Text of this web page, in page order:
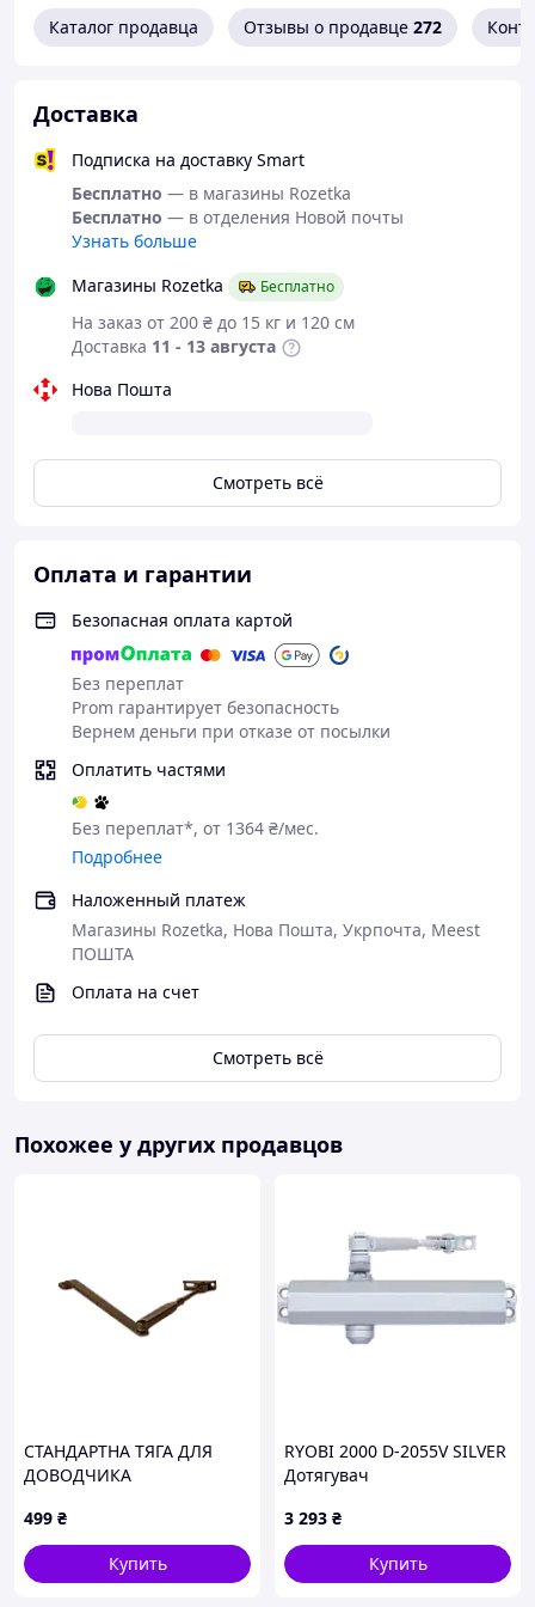
Каталог продавца Отзывы о продавце 272
Доставка
Подписка на доставку Smart
Бесплатно — в магазины Rozetka
Бесплатно — в отделения Новой почты
Узнать больше
Магазины Rozetka
Бесплатно
На заказ от 200 ₴ до 15 кг и 120 см
Доставка 11 - 13 августа
Нова Пошта
Смотреть всё
Оплата и гарантии
Безопасная оплата картой
Без переплат
Prom гарантирует безопасность
Вернем деньги при отказе от посылки
Оплатить частями
Без переплат*, от 1364 ₴/мес.
Подробнее
Наложенный платеж
Магазины Rozetka, Нова Пошта, Укрпочта, Meest
ПОШТА
Оплата на счет
Смотреть всё
Похожее у других продавцов
СТАНДАРТНА ТЯГА ДЛЯ
ДОВОДЧИКА
499 ₴
Купить
RYOBI 2000 D-2055V SILVER
Дотягувач
3 293 ₴
Купить